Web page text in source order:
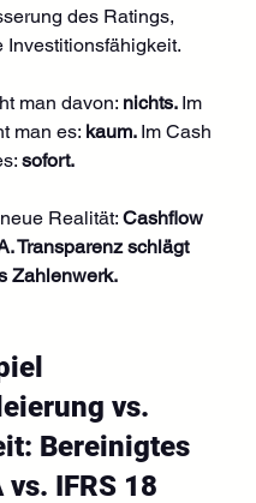
des Ratings,
Investitionsfähigkeit.
man davon: nichts. Im
man es: kaum. Im Cash
sofort.
Realität: Cashflow
Transparenz schlägt
Zahlenwerk.
vs.
Bereinigtes
vs. IFRS 18